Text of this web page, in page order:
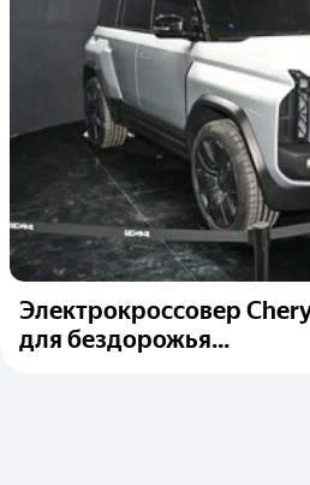
Электрокроссовер
для бездорожья...